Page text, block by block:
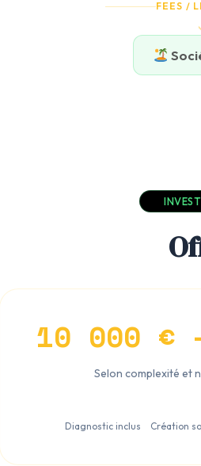
FEES /
10 000 €
Selon complexité et
Diagnostic inclus Création